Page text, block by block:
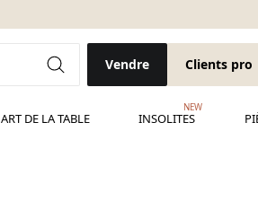
Vendre Clients pro
ART DE LA TABLE INSOLITES
NEW